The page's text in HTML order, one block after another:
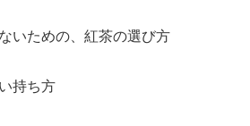
いための、紅茶の選び方
持ち方